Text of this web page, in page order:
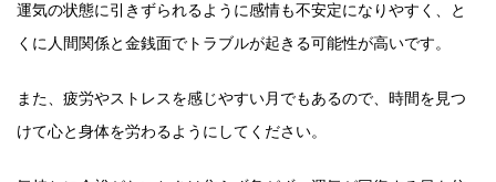
運気の状態に引きずられるように感情も不安定になりやすく、と
くに人間関係と金銭面でトラブルが起きる可能性が高いです。
また、疲労やストレスを感じやすい月でもあるので、時間を見つ
けて心と身体を労わるようにしてください。